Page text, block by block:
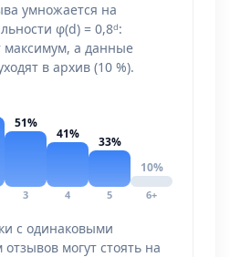
умножается на
φ(d) = 0,8ᵈ:
максимум, а данные
в архив (10 %).
51%
3
41%
4
33%
5
10%
6+
с одинаковыми
могут стоять на